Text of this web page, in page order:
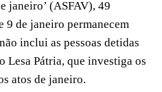
janeiro’ (ASFAV), 49
9 de janeiro permanecem
inclui as pessoas detidas
Lesa Pátria, que investiga os
atos de janeiro.